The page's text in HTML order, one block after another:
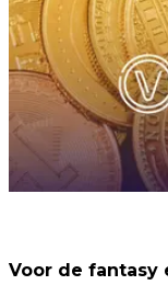
Voor de fantasy